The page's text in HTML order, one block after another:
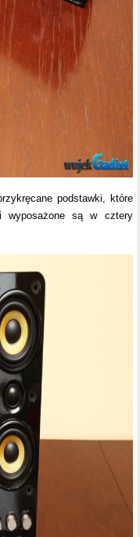
podstawki, które
wyposażone są w cztery